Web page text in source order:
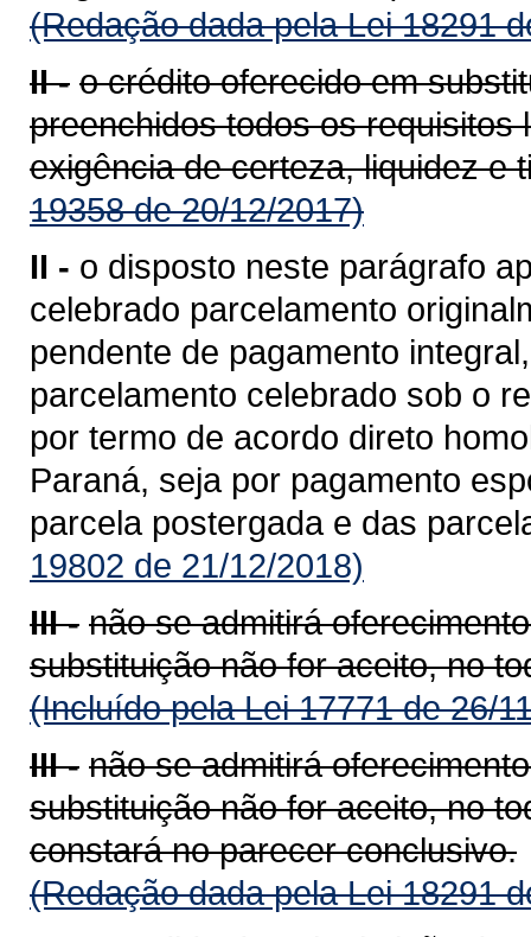
(Redação dada pela Lei 18291
II - o crédito oferecido em
preenchidos todos os requisitos
exigência de certeza, liquidez e
19358 de 20/12/2017)
II - o disposto neste parágrafo
celebrado parcelamento
pendente de pagamento
parcelamento celebrado sob o
por termo de acordo direto
Paraná, seja por pagamento
parcela postergada e das
19802 de 21/12/2018)
III - não se admitirá
substituição não for aceito, no
(Incluído pela Lei 17771 de 26/
III - não se admitirá
substituição não for aceito, no
constará no parecer conclusivo.
(Redação dada pela Lei 18291